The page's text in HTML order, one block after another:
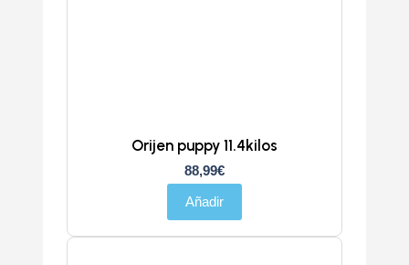
Orijen puppy 11.4kilos
88,99€
Añadir